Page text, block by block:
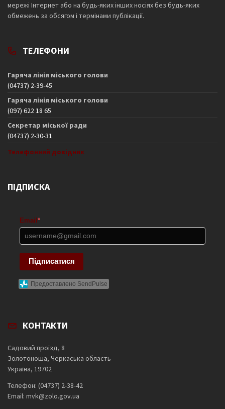
мережі Інтернет або на будь-яких інших носіях без будь-яких
обмежень за обсягом і термінами публікації.
ТЕЛЕФОНИ
Гаряча лінія міського голови
(04737) 2-39-45
Гаряча лінія міського голови
(097) 622 18 65
Секретар міської ради
(04737) 2-30-31
Телефонний довідник
ПІДПИСКА
Email *
Підписатися
Предоставлено SendPulse
КОНТАКТИ
Садовий проїзд, 8
Золотоноша, Черкаська область
Україна, 19702
Телефон: (04737) 2-38-42
Email: mvk@zolo.gov.ua